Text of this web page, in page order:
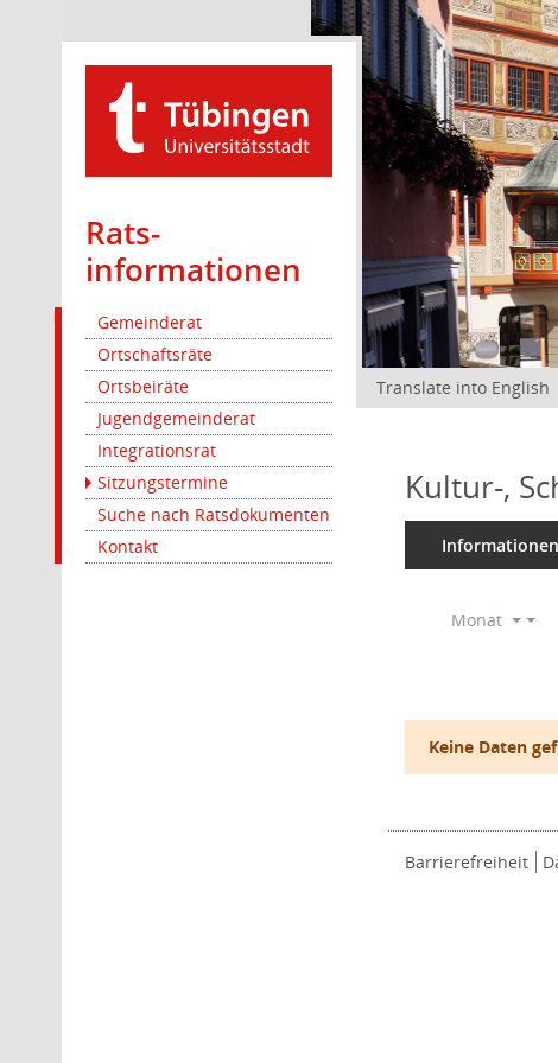
Rats­
informationen
Gemeinderat
Ortschaftsräte
Ortsbeiräte
Jugendgemeinderat
Integrationsrat
Sitzungstermine
Suche nach Ratsdokumenten
Kontakt
Translate into English
Kultur-,
Informationen
Monat
Keine Daten
Barrierefreiheit